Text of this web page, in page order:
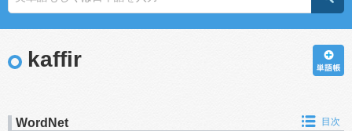
kaffir
WordNet 目次